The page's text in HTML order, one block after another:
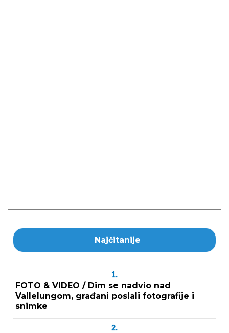
Najčitanije
1.
FOTO & VIDEO / Dim se nadvio nad
Vallelungom, građani poslali fotografije i
snimke
2.